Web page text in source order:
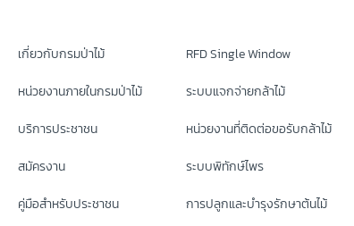
เกี่ยวกับกรมป่าไม้
หน่วยงานภายในกรมป่าไม้
บริการประชาชน
สมัครงาน
คู่มือสำหรับประชาชน
RFD Single Window
ระบบแจกจ่ายกล้าไม้
หน่วยงานที่ติดต่อขอรับกล้าไม้
ระบบพิทักษ์ไพร
การปลูกและบำรุงรักษาต้นไม้